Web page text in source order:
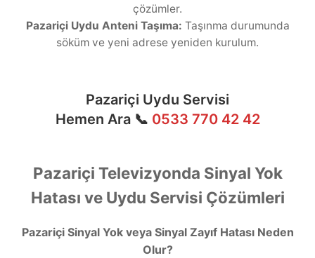
çözümler.
Pazariçi Uydu Anteni Taşıma: Taşınma durumunda
söküm ve yeni adrese yeniden kurulum.
Pazariçi Uydu Servisi
Hemen Ara 📞 0533 770 42 42
Pazariçi Televizyonda Sinyal Yok
Hatası ve Uydu Servisi Çözümleri
Pazariçi Sinyal Yok veya Sinyal Zayıf Hatası Neden
Olur?